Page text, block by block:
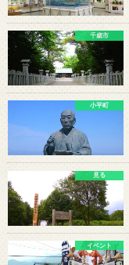
千歳市
小平町
見る
イベント